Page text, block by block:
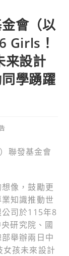
會（以
Girls！
来設計
學踴躍
聯發基金會
像，鼓勵更
知識推動世
司於115年8
研究院、國
舉辦兩日中
孩未來設計